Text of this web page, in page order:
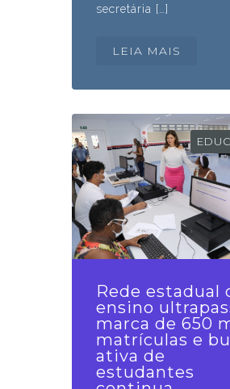
secretária […]
LEIA MAIS
Rede estadual
ensino
marca de 650
matrículas e
ativa de
estudantes